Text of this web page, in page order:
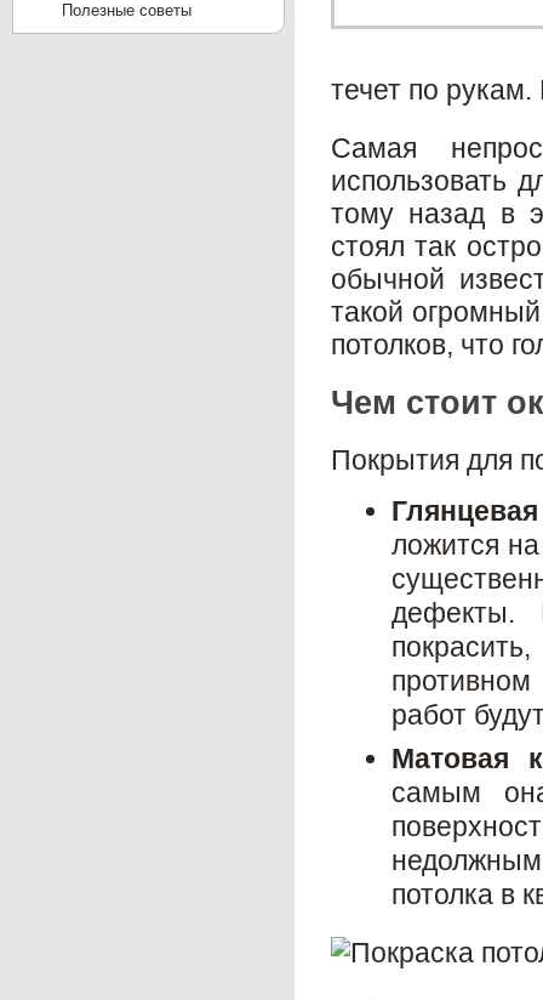
течет по
Самая
использовать
тому назад в
стоял так
обычной
такой
потолков, что
Чем стоит
Покрытия для
ложится
дефекты.
работ
Матовая
самым
потолка в
Полезные советы